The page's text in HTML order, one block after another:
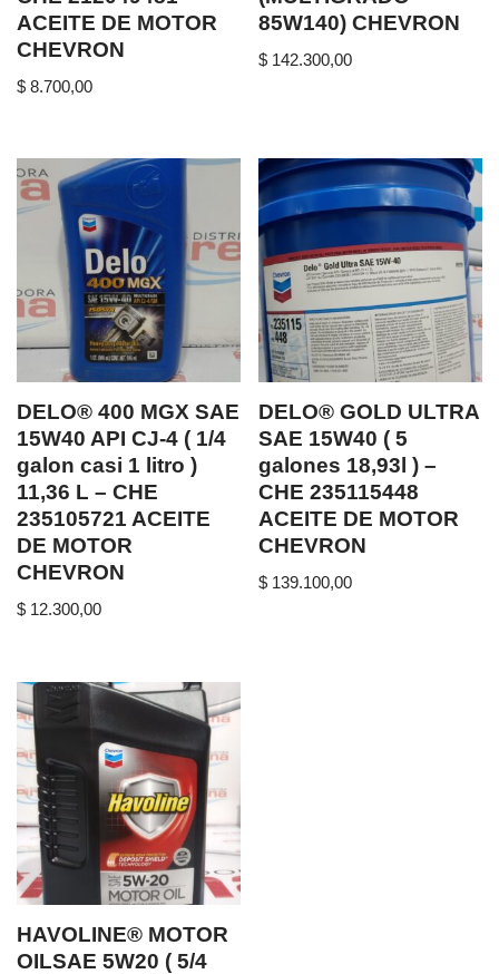
ACEITE DE MOTOR
CHEVRON
$ 8.700,00
85W140) CHEVRON
$ 142.300,00
DELO® 400 MGX SAE
15W40 API CJ-4 ( 1/4
galon casi 1 litro )
11,36 L – CHE
235105721 ACEITE
DE MOTOR
CHEVRON
$ 12.300,00
DELO® GOLD ULTRA
SAE 15W40 ( 5
galones 18,93l ) –
CHE 235115448
ACEITE DE MOTOR
CHEVRON
$ 139.100,00
HAVOLINE® MOTOR
OILSAE 5W20 ( 5/4